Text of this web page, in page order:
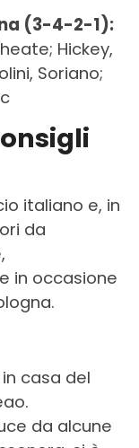
(3-4-2-1):
Hickey,
Soriano;
italiano e, in
da
in occasione
casa del
da alcune